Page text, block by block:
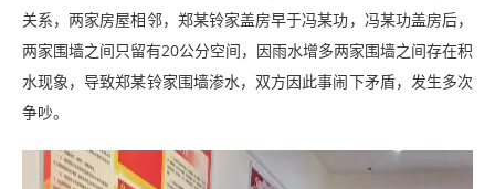
关系，两家房屋相邻，郑某铃家盖房早于冯某功，冯某功盖房后，
两家围墙之间只留有20公分空间，因雨水增多两家围墙之间存在积
水现象，导致郑某铃家围墙渗水，双方因此事闹下矛盾，发生多次
争吵。